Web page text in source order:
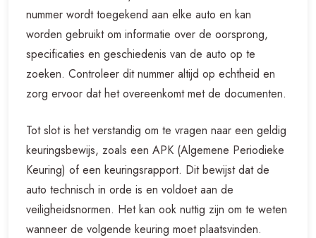
nummer wordt toegekend aan elke auto en kan
worden gebruikt om informatie over de oorsprong,
specificaties en geschiedenis van de auto op te
zoeken. Controleer dit nummer altijd op echtheid en
zorg ervoor dat het overeenkomt met de documenten.
Tot slot is het verstandig om te vragen naar een geldig
keuringsbewijs, zoals een APK (Algemene Periodieke
Keuring) of een keuringsrapport. Dit bewijst dat de
auto technisch in orde is en voldoet aan de
veiligheidsnormen. Het kan ook nuttig zijn om te weten
wanneer de volgende keuring moet plaatsvinden.